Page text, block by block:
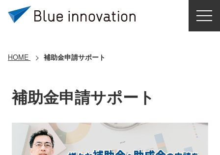
導入事例
コアテクノロジー
HOME 補助金申請サポート
補助金申請サポート